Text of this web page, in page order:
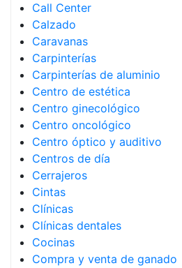
Call Center
Calzado
Caravanas
Carpinterías
Carpinterías de aluminio
Centro de estética
Centro ginecológico
Centro oncológico
Centro óptico y auditivo
Centros de día
Cerrajeros
Cintas
Clínicas
Clínicas dentales
Cocinas
Compra y venta de ganado